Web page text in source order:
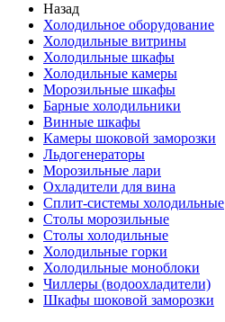
Назад
Холодильное оборудование
Холодильные витрины
Холодильные шкафы
Холодильные камеры
Морозильные шкафы
Барные холодильники
Винные шкафы
Камеры шоковой заморозки
Льдогенераторы
Морозильные лари
Охладители для вина
Сплит-системы холодильные
Столы морозильные
Столы холодильные
Холодильные горки
Холодильные моноблоки
Чиллеры (водоохладители)
Шкафы шоковой заморозки